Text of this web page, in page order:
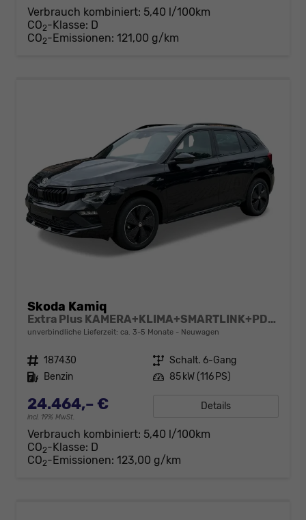
Verbrauch kombiniert: 5,40 l/100km
CO2-Klasse: D
CO2-Emissionen: 121,00 g/km
Skoda Kamiq
Extra Plus KAMERA+KLIMA+SMARTLINK+PDC+LED+TEMPOMAT
unverbindliche Lieferzeit: ca. 3-5 Monate Neuwagen
Fahrzeugnr. 187430 Getriebe Schalt. 6-Gang
Kraftstoff Benzin Leistung 85 kW (116 PS)
24.464,– €
incl. 19% MwSt.
Details
Verbrauch kombiniert: 5,40 l/100km
CO2-Klasse: D
CO2-Emissionen: 123,00 g/km